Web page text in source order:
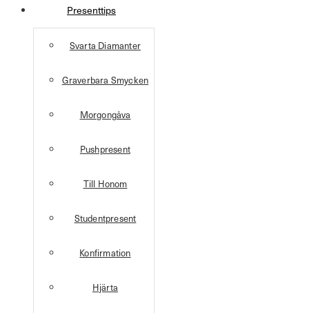
Presenttips
Svarta Diamanter
Graverbara Smycken
Morgongåva
Pushpresent
Till Honom
Studentpresent
Konfirmation
Hjärta